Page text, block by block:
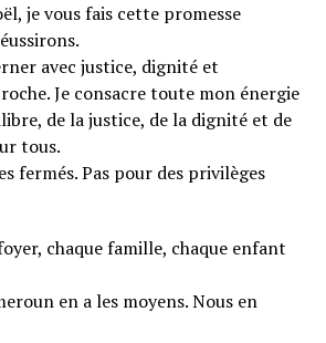
je vous fais cette promesse
avec justice, dignité et
Je consacre toute mon énergie
de la justice, de la dignité et de
tous.
fermés. Pas pour des privilèges
chaque famille, chaque enfant
en a les moyens. Nous en